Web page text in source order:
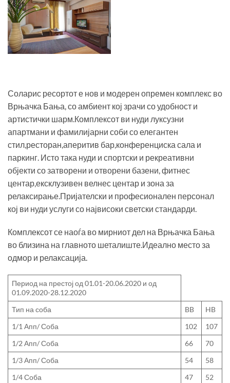
Соларис ресортот е нов и модерен опремен комплекс во
Врњачка Бања, со амбиент кој зрачи со удобност и
артистички шарм.Комплексот ви нуди луксузни
апартмани и фамилијарни соби со елегантен
стил,ресторан,аперитив бар,конференциска сала и
паркинг. Исто така нуди и спортски и рекреативни
објекти со затворени и отворени базени, фитнес
центар,ексклузивен велнес центар и зона за
релаксирање.Пријателски и професионален персонал
кој ви нуди услуги со највисоки светски стандарди.
Комплексот се наоѓа во мирниот дел на Врњачка Бања
во близина на главното шеталиште.Идеално место за
одмор и релаксација.
Период на престој од 01.01-20.06.2020 и од
01.09.2020-28.12.2020
Тип на соба
BB
HB
1/1 Апп/ Соба
102
107
1/2 Апп/ Соба
66
70
1/3 Апп/ Соба
54
58
1/4 Соба
47 52